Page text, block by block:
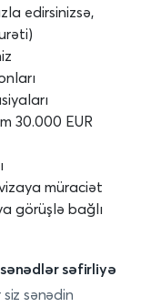
edirsinizsə,
30.000 EUR
müraciət
görüşlə bağlı
səfirliyə
sənədin